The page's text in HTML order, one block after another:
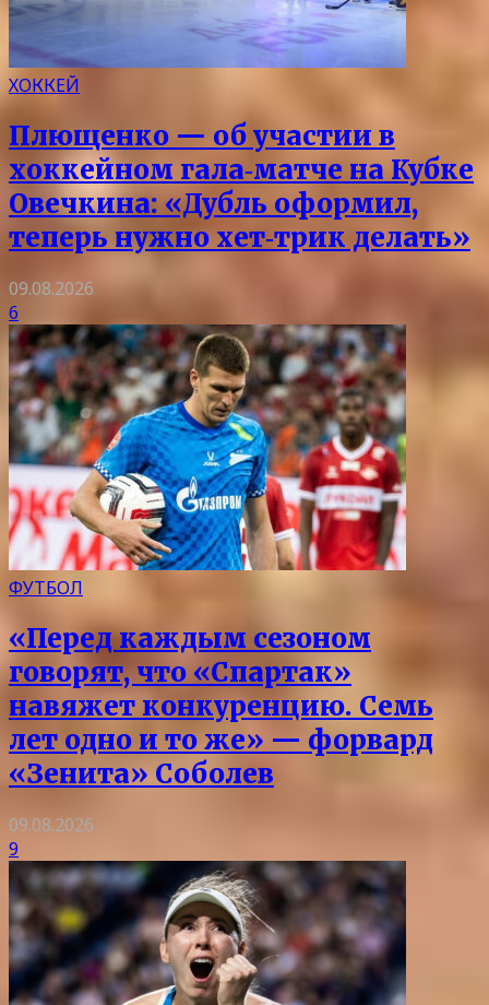
ХОККЕЙ
Плющенко — об участии в
хоккейном гала‑матче на Кубке
Овечкина: «Дубль оформил,
теперь нужно хет‑трик делать»
09.08.2026
6
ФУТБОЛ
«Перед каждым сезоном
говорят, что «Спартак»
навяжет конкуренцию. Семь
лет одно и то же» — форвард
«Зенита» Соболев
09.08.2026
9